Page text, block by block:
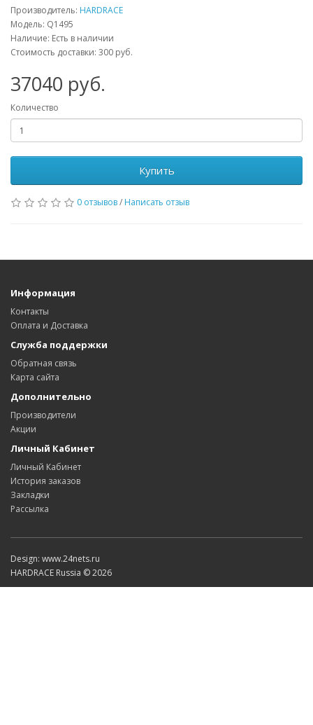
Производитель: HARDRACE
Модель: Q1495
Наличие: Есть в наличии
Стоимость доставки: 300 руб.
37040 руб.
Количество
Купить
0 отзывов/ Написать отзыв
Информация
Контакты
Оплата и Доставка
Служба поддержки
Обратная связь
Карта сайта
Дополнительно
Производители
Акции
Личный Кабинет
Личный Кабинет
История заказов
Закладки
Рассылка
Design: www.24nets.ru
HARDRACE Russia © 2026